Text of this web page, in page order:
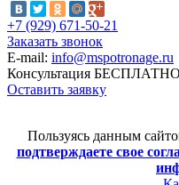
+7 (929) 671-50-21
Заказать звонок
E-mail: info@mspotronage.ru
Консультация
Оставить заявку
Пользуясь данным
подтверждаете свое